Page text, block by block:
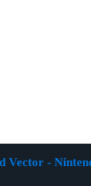
Vector -